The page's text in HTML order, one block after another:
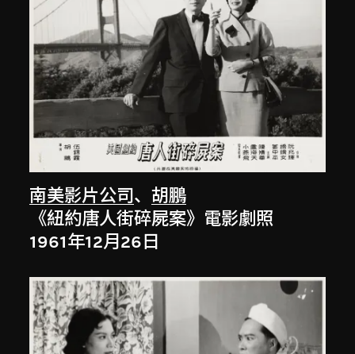
南美影片公司、胡鵬
《紐約唐人街碎屍案》電影劇照
1961年12月26日